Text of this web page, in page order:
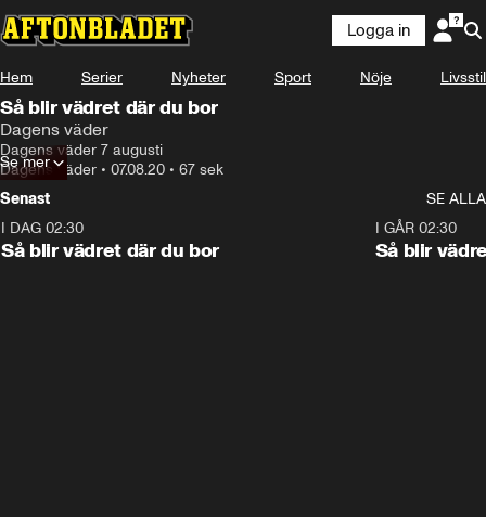
Logga in
Hem Serier Nyheter Sport Nöje Livsstil
Så blir vädret där du bor
Dagens väder
Dagens väder 7 augusti
Dagens väder • 07.08.20 • 67 sek
Se mer
Senast
SE ALLA
I DAG 02:30
Så blir vädret där du bor
I GÅR 02:30
Så blir